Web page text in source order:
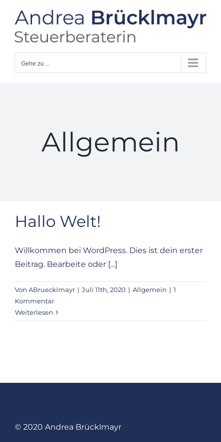
Inhalt
springen
Gehe zu ...
Allgemein
Hallo Welt!
Willkommen bei WordPress. Dies ist dein erster
Beitrag. Bearbeite oder [...]
Von ABruecklmayr | Juli 11th, 2020 | Allgemein | 1
Kommentar
Weiterlesen
© 2020 Andrea Brücklmayr